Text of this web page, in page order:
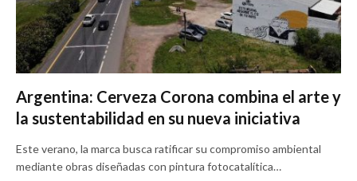
Argentina: Cerveza Corona combina el arte y
la sustentabilidad en su nueva iniciativa
Este verano, la marca busca ratificar su compromiso ambiental
mediante obras diseñadas con pintura fotocatalítica…